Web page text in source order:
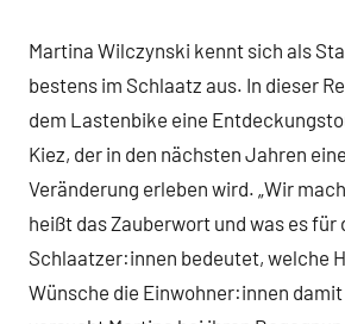
Martina Wilczynski kennt sich als
bestens im Schlaatz aus. In dieser
dem Lastenbike eine
Kiez, der in den nächsten Jahren
Veränderung erleben wird. „Wir
heißt das Zauberwort und was es für
Schlaatzer:innen bedeutet, welche
Wünsche die Einwohner:innen